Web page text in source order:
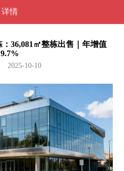
详情
36,081㎡整栋出售｜年增值
9.7%
2025-10-10